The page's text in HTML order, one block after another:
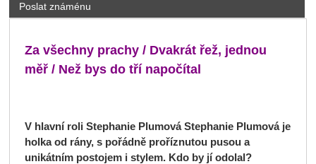
Poslat známénu
Za všechny prachy / Dvakrát řež, jednou
měř / Než bys do tří napočítal
V hlavní roli Stephanie Plumová Stephanie Plumová je
holka od rány, s pořádně proříznutou pusou a
unikátním postojem i stylem. Kdo by jí odolal?